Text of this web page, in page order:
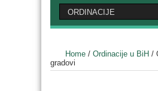
Home / Ordinacije u BiH /
gradovi